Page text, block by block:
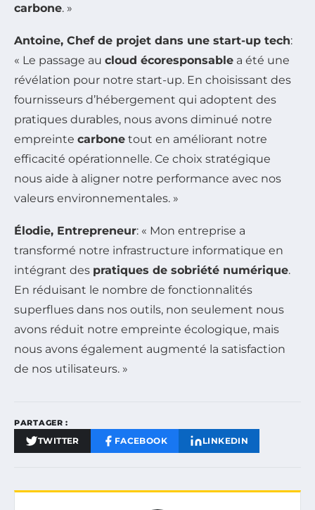
carbone. »
Antoine, Chef de projet dans une start-up tech:
« Le passage au cloud écoresponsable a été une
révélation pour notre start-up. En choisissant des
fournisseurs d’hébergement qui adoptent des
pratiques durables, nous avons diminué notre
empreinte carbone tout en améliorant notre
efficacité opérationnelle. Ce choix stratégique
nous aide à aligner notre performance avec nos
valeurs environnementales. »
Élodie, Entrepreneur: « Mon entreprise a
transformé notre infrastructure informatique en
intégrant des pratiques de sobriété numérique.
En réduisant le nombre de fonctionnalités
superflues dans nos outils, non seulement nous
avons réduit notre empreinte écologique, mais
nous avons également augmenté la satisfaction
de nos utilisateurs. »
PARTAGER :
TWITTER FACEBOOK LINKEDIN